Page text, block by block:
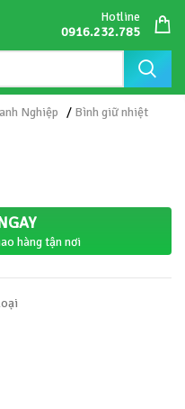
Hotline
0916.232.785
Nghiệp / Bình giữ nhiệt
hàng tận nơi